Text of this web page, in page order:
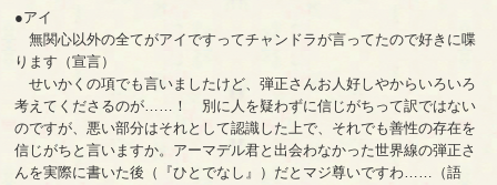
●アイ
無関心以外の全てがアイですってチャンドラが言ってたので好きに喋
ります（宣言）
せいかくの項でも言いましたけど、弾正さんお人好しやからいろいろ
考えてくださるのが……！ 別に人を疑わずに信じがちって訳ではない
のですが、悪い部分はそれとして認識した上で、それでも善性の存在を
信じがちと言いますか。アーマデル君と出会わなかった世界線の弾正さ
んを実際に書いた後（『ひとでなし』）だとマジ尊いですわ……（語